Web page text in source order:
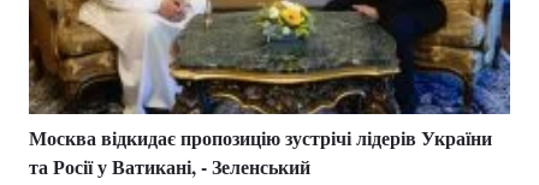
Москва відкидає пропозицію зустрічі лідерів України
та Росії у Ватикані, - Зеленський